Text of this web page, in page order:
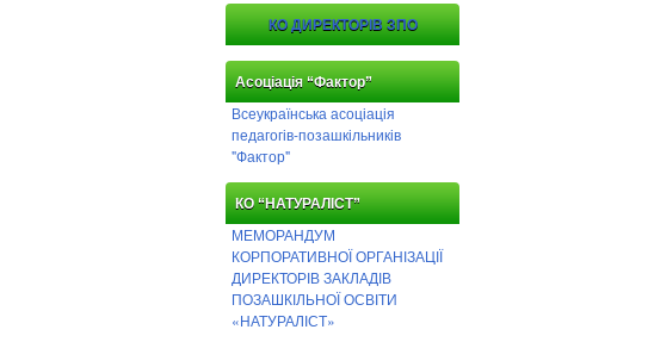
КО ДИРЕКТОРІВ ЗПО
Асоціація “Фактор”
Всеукраїнська асоціація
педагогів-позашкільників
"Фактор"
КО “НАТУРАЛІСТ”
МЕМОРАНДУМ
КОРПОРАТИВНОЇ ОРГАНІЗАЦІЇ
ДИРЕКТОРІВ ЗАКЛАДІВ
ПОЗАШКІЛЬНОЇ ОСВІТИ
«НАТУРАЛІСТ»